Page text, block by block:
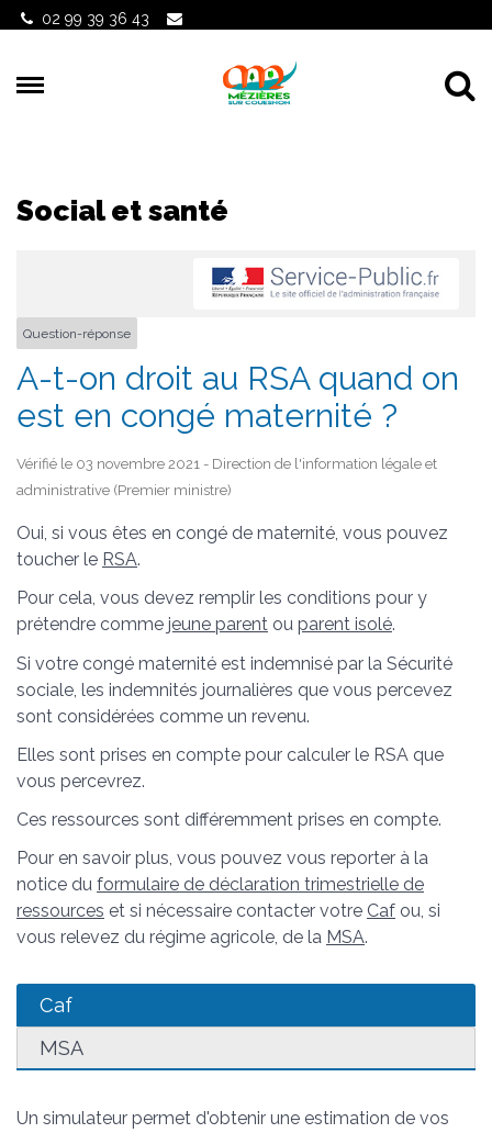
Gestion des traceurs
02 99 39 36 43
Social et santé
Question-réponse
A-t-on droit au RSA quand on
est en congé maternité ?
Vérifié le 03 novembre 2021 - Direction de l'information légale et
administrative (Premier ministre)
Oui, si vous êtes en congé de maternité, vous pouvez
toucher le RSA.
Pour cela, vous devez remplir les conditions pour y
prétendre comme jeune parent ou parent isolé.
Si votre congé maternité est indemnisé par la Sécurité
sociale, les indemnités journalières que vous percevez
sont considérées comme un revenu.
Elles sont prises en compte pour calculer le RSA que
vous percevrez.
Ces ressources sont différemment prises en compte.
Pour en savoir plus, vous pouvez vous reporter à la
notice du formulaire de déclaration trimestrielle de
ressources et si nécessaire contacter votre Caf ou, si
vous relevez du régime agricole, de la MSA.
Caf
MSA
Un simulateur permet d'obtenir une estimation de vos